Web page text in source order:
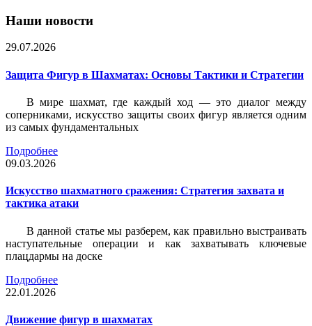
Наши новости
29.07.2026
Защита Фигур в Шахматах: Основы Тактики и Стратегии
В мире шахмат, где каждый ход — это диалог между
соперниками, искусство защиты своих фигур является одним
из самых фундаментальных
Подробнее
09.03.2026
Искусство шахматного сражения: Стратегия захвата и
тактика атаки
В данной статье мы разберем, как правильно выстраивать
наступательные операции и как захватывать ключевые
плацдармы на доске
Подробнее
22.01.2026
Движение фигур в шахматах